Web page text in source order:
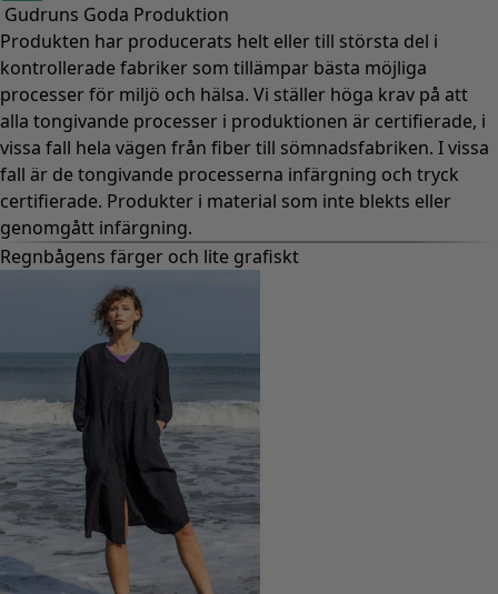
Gudruns Goda Produktion
Produkten har producerats helt eller till största del i
kontrollerade fabriker som tillämpar bästa möjliga
processer för miljö och hälsa. Vi ställer höga krav på att
alla tongivande processer i produktionen är certifierade, i
vissa fall hela vägen från fiber till sömnadsfabriken. I vissa
fall är de tongivande processerna infärgning och tryck
certifierade. Produkter i material som inte blekts eller
genomgått infärgning.
Regnbågens färger och lite grafiskt